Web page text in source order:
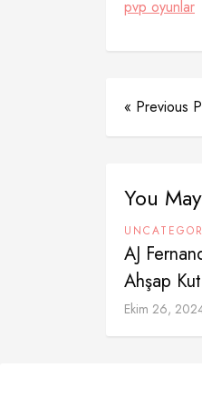
pvp oyunlar
« Previous
You
AJ
Ahşap
Ekim 26,